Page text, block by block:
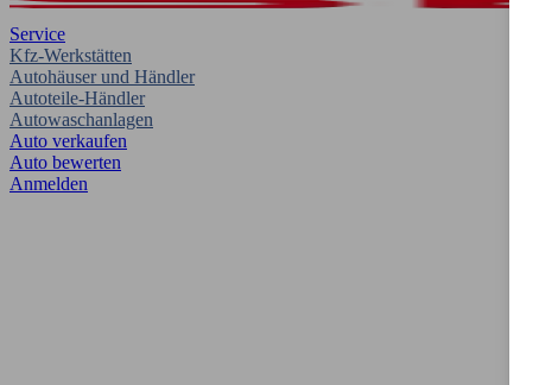
Service
Kfz-Werkstätten
Autohäuser und Händler
Autoteile-Händler
Autowaschanlagen
Auto verkaufen
Auto bewerten
Anmelden